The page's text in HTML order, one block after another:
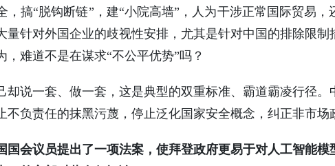
，搞“脱钩断链”，建“小院高墙”，人为干涉正常国际贸易
量针对外国企业的歧视性安排，尤其是针对中国的排除限制
难道不是在谋求“不公平优势”吗？
却说一套、做一套，这是典型的双重标准、霸道霸凌行径
负责任的抹黑污蔑，停止泛化国家安全概念，纠正非市场
国会议员提出了一项法案，使拜登政府更易于对人工智能